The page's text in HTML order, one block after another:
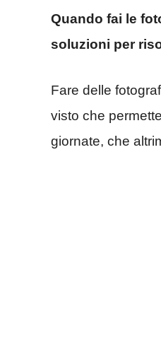
Quando fai le
soluzioni per
Fare delle
visto che
giornate, che